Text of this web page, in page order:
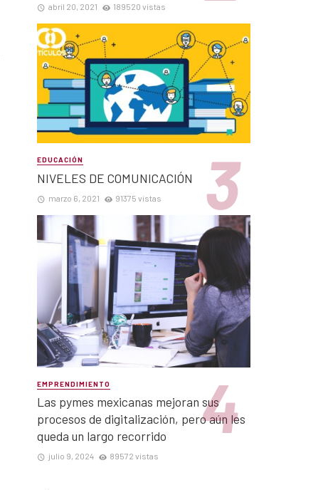
abril 20, 2021 189520 vistas
EDUCACIÓN
NIVELES DE COMUNICACIÓN
marzo 6, 2021 91375 vistas
EMPRENDIMIENTO
Las pymes mexicanas mejoran sus
procesos de digitalización, pero aún les
queda un largo recorrido
julio 9, 2024 89572 vistas